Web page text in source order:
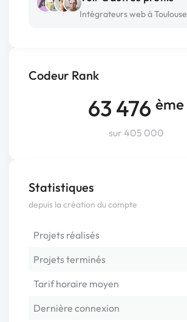
Codeur Rank
63 476 ème
sur 405 000
Statistiques
depuis la création du compte
Projets réalisés
Projets terminés
Tarif horaire moyen
Dernière connexion
Intégrateurs web à Toulouse